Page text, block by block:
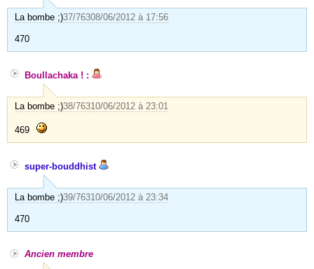
La bombe ;)37/76308/06/2012 à 17:56
470
Boullachaka ! :
La bombe ;)38/76310/06/2012 à 23:01
469
super-bouddhist
La bombe ;)39/76310/06/2012 à 23:34
470
Ancien membre